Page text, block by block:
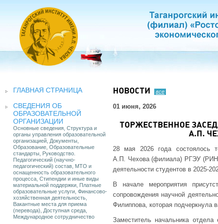
ГЛАВНАЯ СТРАНИЦА
СВЕДЕНИЯ ОБ
ОБРАЗОВАТЕЛЬНОЙ
ОРГАНИЗАЦИИ
Основные сведения, Структура и
органы управления образовательной
организацией, Документы,
Образование, Образовательные
стандарты, Руководство.
Педагогический (научно-
педагогический) состав, МТО и
оснащенность образовательного
процесса, Стипендии и иные виды
материальной поддержки, Платные
образовательные услуги, Финансово-
хозяйственная деятельность,
Вакантные места для приема
(перевода), Доступная среда,
Международное сотрудничество
НОВОСТИ все
01 июня, 2026
ТОРЖЕСТВЕННОЕ
А.П.
28 мая 2026 года состоялось
А.П. Чехова (филиала) РГЭУ
деятельности студентов в 2025-
В начале мероприятия
сопровождения научной
Филиппова, которая подчеркнула
Заместитель начальника отдела